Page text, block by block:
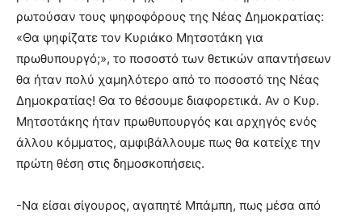
ρωτούσαν τους ψηφοφόρους της Νέας Δημοκρατίας:
«Θα ψηφίζατε τον Κυριάκο Μητσοτάκη για
πρωθυπουργό;», το ποσοστό των θετικών απαντήσεων
θα ήταν πολύ χαμηλότερο από το ποσοστό της Νέας
Δημοκρατίας! Θα το θέσουμε διαφορετικά. Αν ο Κυρ.
Μητσοτάκης ήταν πρωθυπουργός και αρχηγός ενός
άλλου κόμματος, αμφιβάλλουμε πως θα κατείχε την
πρώτη θέση στις δημοσκοπήσεις.
-Να είσαι σίγουρος, αγαπητέ Μπάμπη, πως μέσα από